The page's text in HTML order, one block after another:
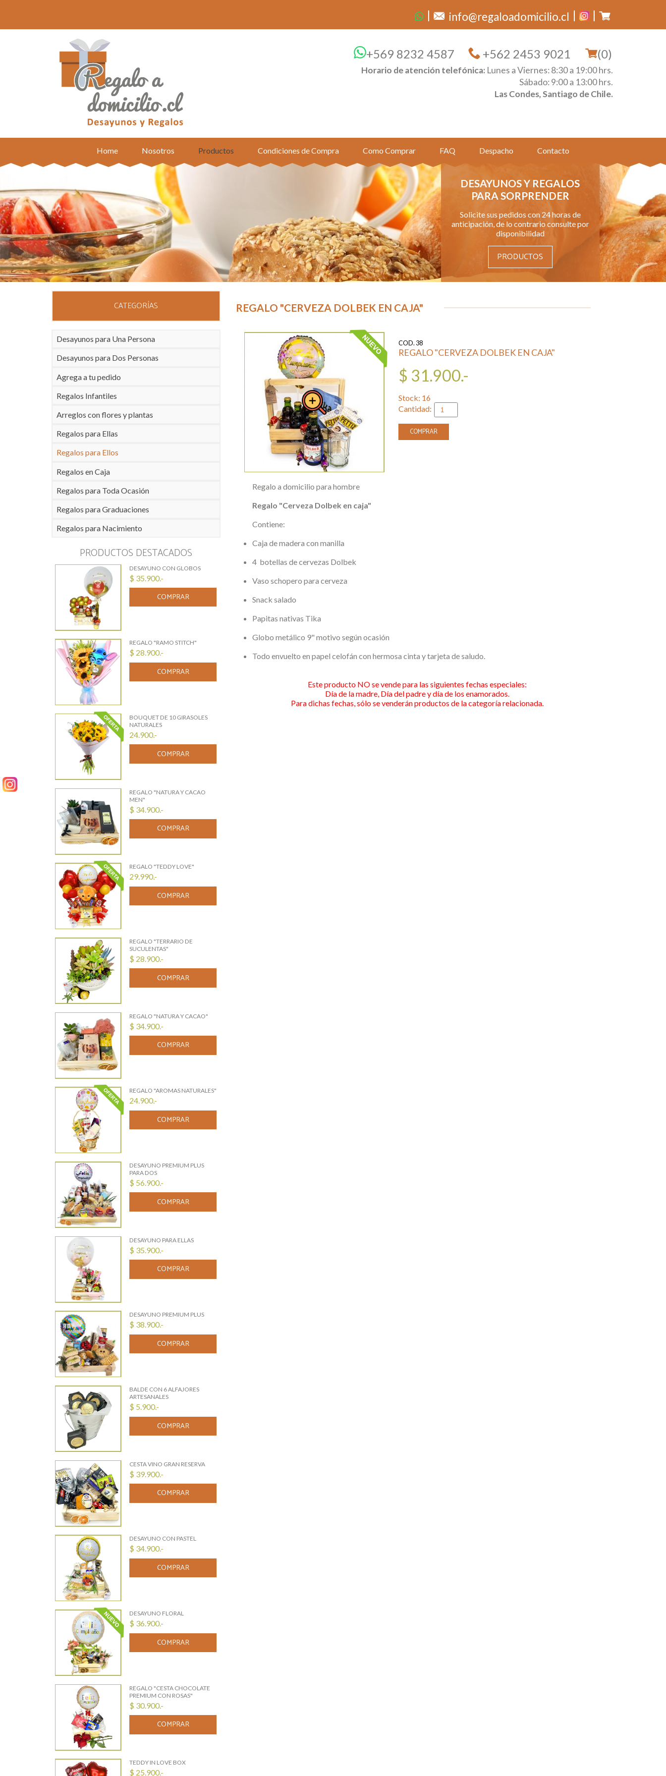
info@regaloadomicilio.cl
+569 8232 4587 +562 2453 9021 (0)
Horario de atención telefónica:Lunes a Viernes: 8:30 a 19:00 hrs.
Sábado: 9:00 a 13:00 hrs.
Las Condes, Santiago de Chile.
Home Nosotros Productos Condiciones de Compra Como Comprar FAQ Despacho Contacto
DESAYUNOS Y REGALOS
PARA SORPRENDER
Solicite sus pedidos con 24 horas de
anticipación, de lo contrario consulte por
disponibilidad
PRODUCTOS
CATEGORÍAS
Desayunos para Una Persona
Desayunos para Dos Personas
Agrega a tu pedido
Regalos Infantiles
Arreglos con flores y plantas
Regalos para Ellas
Regalos para Ellos
Regalos en Caja
Regalos para Toda Ocasión
Regalos para Graduaciones
Regalos para Nacimiento
PRODUCTOS DESTACADOS
DESAYUNO CON GLOBOS
$ 35.900.-
COMPRAR
REGALO "RAMO STITCH"
$ 28.900.-
COMPRAR
BOUQUET DE 10 GIRASOLES
NATURALES
24.900.-
COMPRAR
REGALO "NATURA Y CACAO
MEN"
$ 34.900.-
COMPRAR
REGALO "TEDDY LOVE"
29.990.-
COMPRAR
REGALO "TERRARIO DE
SUCULENTAS"
$ 28.900.-
COMPRAR
REGALO "NATURA Y CACAO"
$ 34.900.-
COMPRAR
REGALO "AROMAS NATURALES"
24.900.-
COMPRAR
DESAYUNO PREMIUM PLUS
PARA DOS
$ 56.900.-
COMPRAR
DESAYUNO PARA ELLAS
$ 35.900.-
COMPRAR
DESAYUNO PREMIUM PLUS
$ 38.900.-
COMPRAR
BALDE CON 6 ALFAJORES
ARTESANALES
$ 5.900.-
COMPRAR
CESTA VINO GRAN RESERVA
$ 39.900.-
COMPRAR
DESAYUNO CON PASTEL
$ 34.900.-
COMPRAR
DESAYUNO FLORAL
$ 36.900.-
COMPRAR
REGALO "CESTA CHOCOLATE
PREMIUM CON ROSAS"
$ 30.900.-
COMPRAR
TEDDY IN LOVE BOX
$ 25.900.-
REGALO "CERVEZA DOLBEK EN CAJA"
COD. 38
REGALO "CERVEZA DOLBEK EN CAJA"
$ 31.900.-
Stock: 16
Cantidad:
COMPRAR
Regalo a domicilio para hombre
Regalo "Cerveza Dolbek en caja"
Contiene:
Caja de madera con manilla
4 botellas de cervezas Dolbek
Vaso schopero para cerveza
Snack salado
Papitas nativas Tika
Globo metálico 9" motivo según ocasión
Todo envuelto en papel celofán con hermosa cinta y tarjeta de saludo.
Este producto NO se vende para las siguientes fechas especiales:
Día de la madre, Día del padre y día de los enamorados.
Para dichas fechas, sólo se venderán productos de la categoría relacionada.